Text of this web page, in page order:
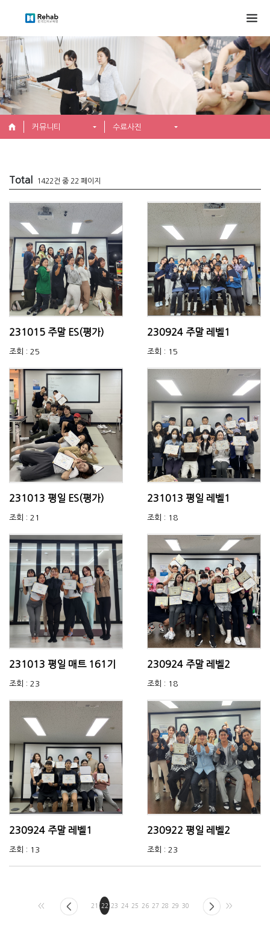
커뮤니티 수료사진
Total 1422건 중 22 페이지
231015 주말 ES(평가)
조회 : 25
230924 주말 레벨1
조회 : 15
231013 평일 ES(평가)
조회 : 21
231013 평일 레벨1
조회 : 18
231013 평일 매트 161기
조회 : 23
230924 주말 레벨2
조회 : 18
230924 주말 레벨1
조회 : 13
230922 평일 레벨2
조회 : 23
<< 21 22 23 24 25 26 27 28 29 30 >>